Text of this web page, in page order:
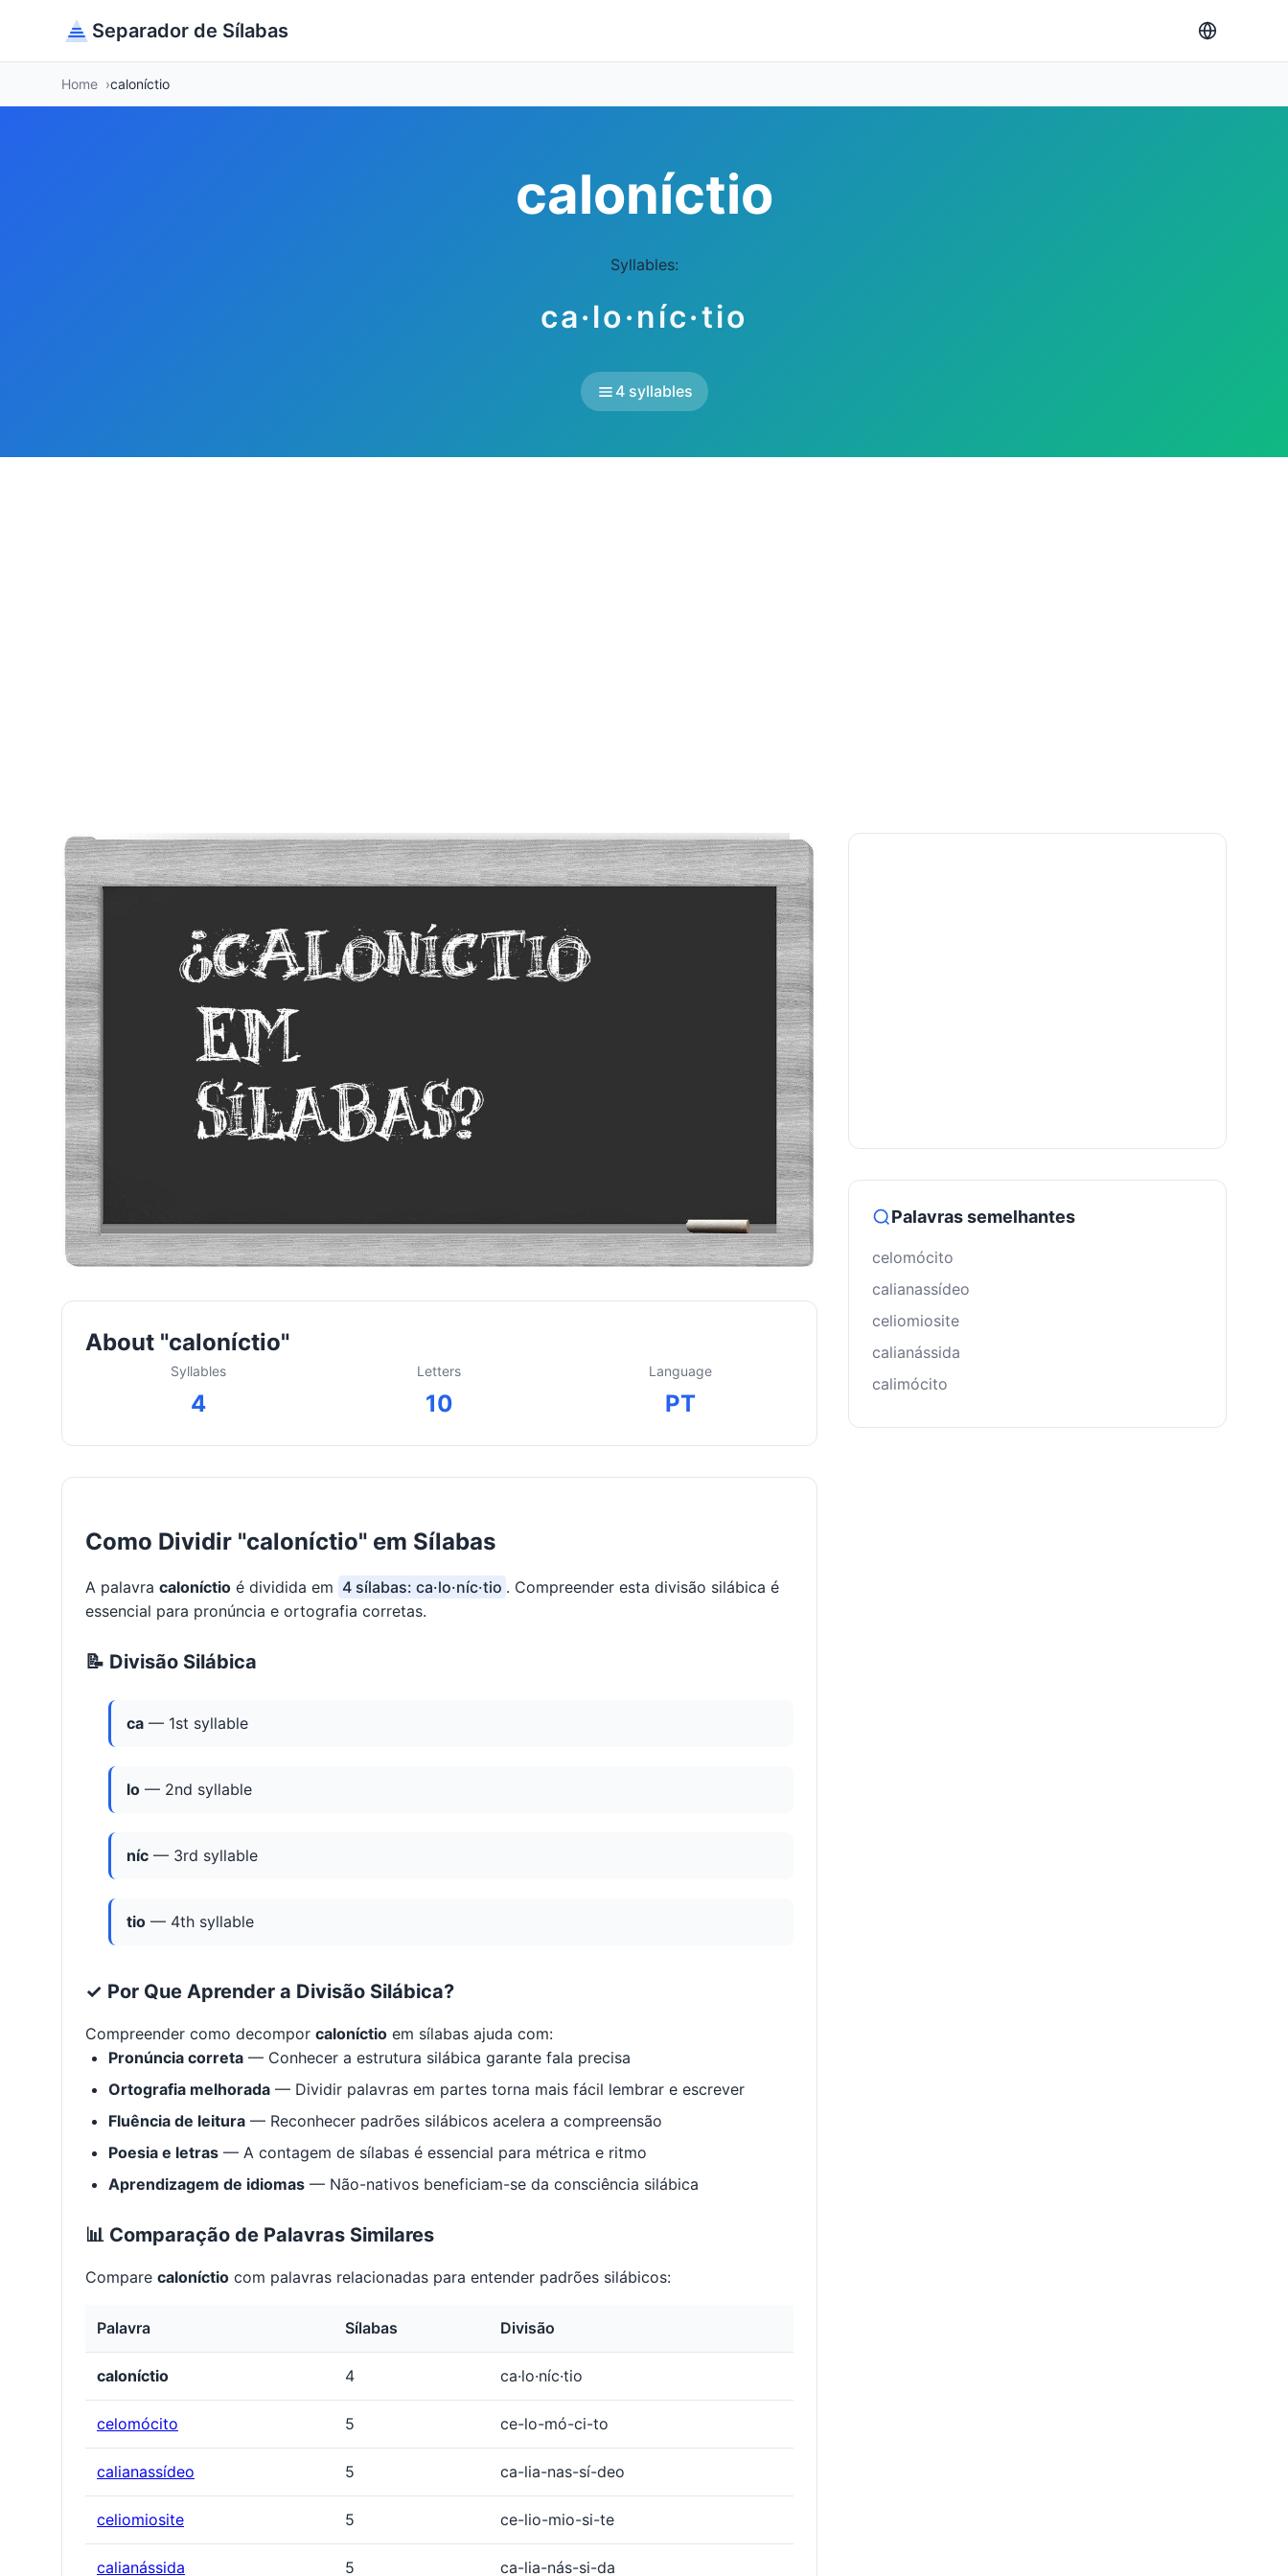
Separador de Sílabas
Home caloníctio
caloníctio
Syllables:
ca·lo·níc·tio
4 syllables
About "caloníctio"
Syllables
4
Letters
10
Language
PT
Como Dividir "caloníctio" em Sílabas
A palavra caloníctio é dividida em 4 sílabas: ca·lo·níc·tio . Compreender esta divisão silábica é
essencial para pronúncia e ortografia corretas.
📝 Divisão Silábica
ca — 1st syllable
lo — 2nd syllable
níc — 3rd syllable
tio — 4th syllable
✓ Por Que Aprender a Divisão Silábica?
Compreender como decompor caloníctio em sílabas ajuda com:
Pronúncia correta — Conhecer a estrutura silábica garante fala precisa
Ortografia melhorada — Dividir palavras em partes torna mais fácil lembrar e escrever
Fluência de leitura — Reconhecer padrões silábicos acelera a compreensão
Poesia e letras — A contagem de sílabas é essencial para métrica e ritmo
Aprendizagem de idiomas — Não-nativos beneficiam-se da consciência silábica
📊 Comparação de Palavras Similares
Compare caloníctio com palavras relacionadas para entender padrões silábicos:
Palavra Sílabas Divisão
caloníctio 4 ca·lo·níc·tio
celomócito 5 ce-lo-mó-ci-to
calianassídeo 5 ca-lia-nas-sí-deo
celiomiosite 5 ce-lio-mio-si-te
calianássida 5 ca-lia-nás-si-da
Palavras semelhantes
celomócito
calianassídeo
celiomiosite
calianássida
calimócito